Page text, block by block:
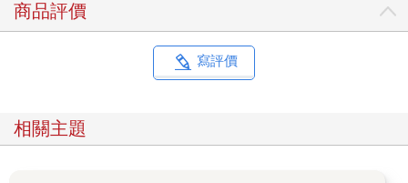
商品評價
寫評價
相關主題